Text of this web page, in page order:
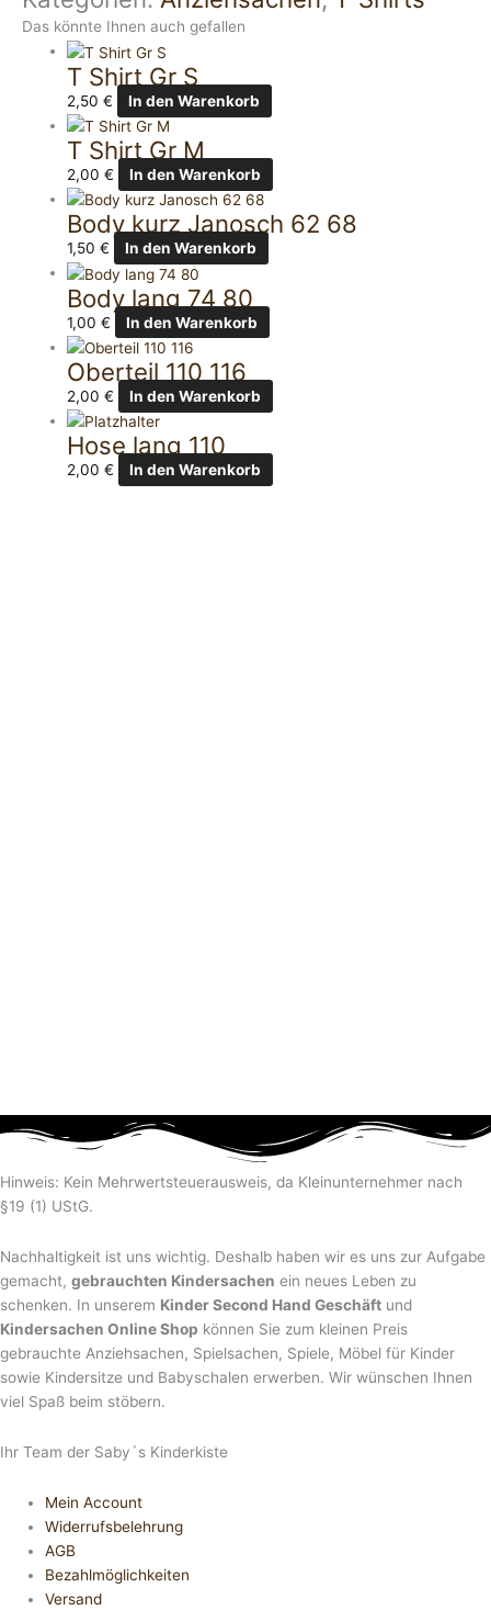
Das könnte Ihnen auch gefallen
T Shirt Gr S
2,50€ In den Warenkorb
T Shirt Gr M
2,00€ In den Warenkorb
Body kurz Janosch 62 68
1,50€ In den Warenkorb
Body lang 74 80
1,00€ In den Warenkorb
Oberteil 110 116
2,00€ In den Warenkorb
Hose lang 110
2,00€ In den Warenkorb
Hinweis: Kein Mehrwertsteuerausweis, da Kleinunternehmer nach
§19 (1) UStG.
Nachhaltigkeit ist uns wichtig. Deshalb haben wir es uns zur Aufgabe
gemacht, gebrauchten Kindersachen ein neues Leben zu
schenken. In unserem Kinder Second Hand Geschäft und
Kindersachen Online Shop können Sie zum kleinen Preis
gebrauchte Anziehsachen, Spiel­sachen, Spiele, Möbel für Kinder
sowie Kindersitze und Babyschalen erwerben. Wir wünschen Ihnen
viel Spaß beim stöbern.
Ihr Team der Saby´s Kinderkiste
Mein Account
Widerrufsbelehrung
AGB
Bezahlmöglichkeiten
Versand